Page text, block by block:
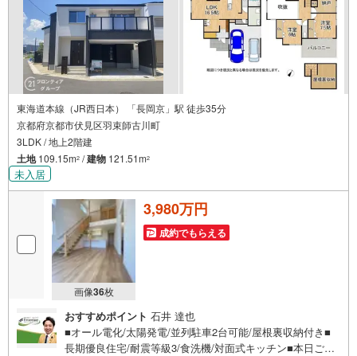
東海道本線（JR西日本） 「長岡京」駅 徒歩35分
京都府京都市伏見区羽束師古川町
3LDK / 地上2階建
土地109.15m2 /建物 121.51m2
未入居
画像36枚
3,980万円
成約でもらえる
おすすめポイント 石井 達也
■オール電化/太陽発電/並列駐車2台可能/屋根裏収納付き■
長期優良住宅/耐震等級3/食洗機/対面式キッチン■本日ご内